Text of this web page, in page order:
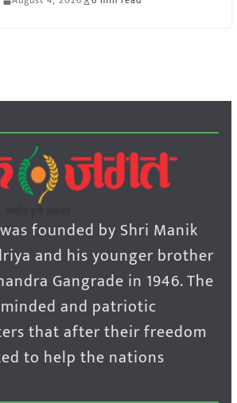
founded by Shri Manik
and his younger brother
Gangrade in 1946. The
and patriotic
that after their freedom
to help the nations